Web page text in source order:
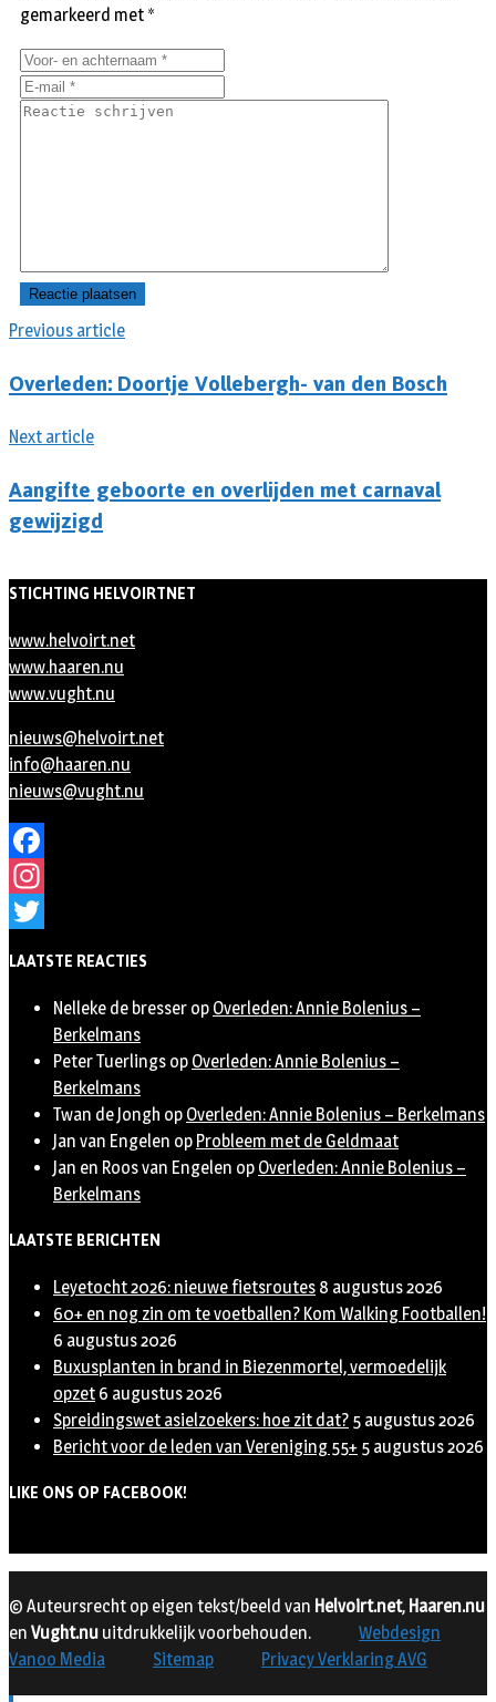
Previous article
Overleden: Doortje Vollebergh- van den Bosch
Next article
Aangifte geboorte en overlijden met carnaval
gewijzigd
gemarkeerd met *
STICHTING HELVOIRTNET
www.helvoirt.net
www.haaren.nu
www.vught.nu
nieuws@helvoirt.net
info@haaren.nu
nieuws@vught.nu
Facebook
Instagram
LAATSTE REACTIES
Nelleke de bresser op Overleden: Annie Bolenius –
Berkelmans
Peter Tuerlings op Overleden: Annie Bolenius –
Berkelmans
Twan de Jongh op Overleden: Annie Bolenius – Berkelmans
Jan van Engelen op Probleem met de Geldmaat
Jan en Roos van Engelen op Overleden: Annie Bolenius –
Berkelmans
LAATSTE BERICHTEN
Leyetocht 2026: nieuwe fietsroutes 8 augustus 2026
60+ en nog zin om te voetballen? Kom Walking Footballen!
6 augustus 2026
Buxusplanten in brand in Biezenmortel, vermoedelijk
opzet 6 augustus 2026
Spreidingswet asielzoekers: hoe zit dat? 5 augustus 2026
Bericht voor de leden van Vereniging 55+ 5 augustus 2026
LIKE ONS OP FACEBOOK!
© Auteursrecht op eigen tekst/beeld van Helvoirt.net, Haaren.nu
en Vught.nu uitdrukkelijk voorbehouden.
Webdesign
Vanoo Media
Sitemap Privacy Verklaring AVG